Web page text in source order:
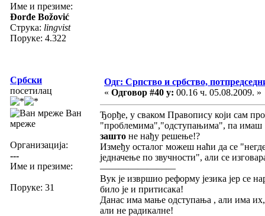
Име и презиме:
Đorđe Božović
Струка: lingvist
Поруке: 4.322
Србски
посетилац
Ван
мреже
Организација:
---
Име и презиме:
Поруке: 31
Одг: Српство и србство,
« Одговор #40 у: 00.16 ч. 05.08.2009. »
Ђорђе, у сваком Правопису који сам
"проблемима","одступањима", па имаш
зашто не нађу решење!?
Између осталог можеш наћи да се
једначење по звучности", али се
————————
Вук је извршио реформу језика јер се
било је и притисака!
Данас има мање одступања , али има их,
али не радикалне!